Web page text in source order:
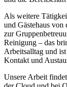
Als weitere
und Gästehaus
zur
Reinigung – das
Arbeitsalltag und
Kontakt und
Unsere Arbeit